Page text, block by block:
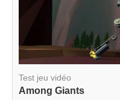
Test jeu vidéo
Among Giants